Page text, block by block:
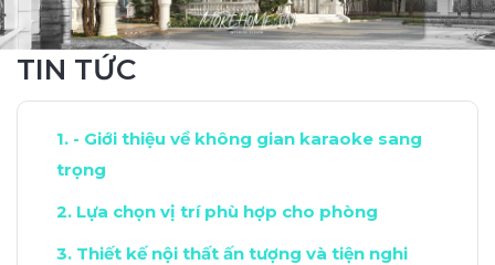
TIN TỨC
- Giới thiệu về không gian karaoke sang
trọng
Lựa chọn vị trí phù hợp cho phòng
Thiết kế nội thất ấn tượng và tiện nghi